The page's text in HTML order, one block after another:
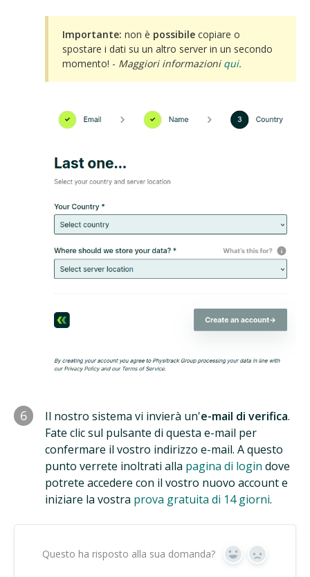
Importante: non è possibile copiare o
spostare i dati su un altro server in un secondo
momento! - Maggiori informazioni qui.
6 Il nostro sistema vi invierà un'e-mail di verifica.
Fate clic sul pulsante di questa e-mail per
confermare il vostro indirizzo e-mail. A questo
punto verrete inoltrati alla pagina di login dove
potrete accedere con il vostro nuovo account e
iniziare la vostra prova gratuita di 14 giorni.
Questo ha risposto alla sua domanda? Sì No